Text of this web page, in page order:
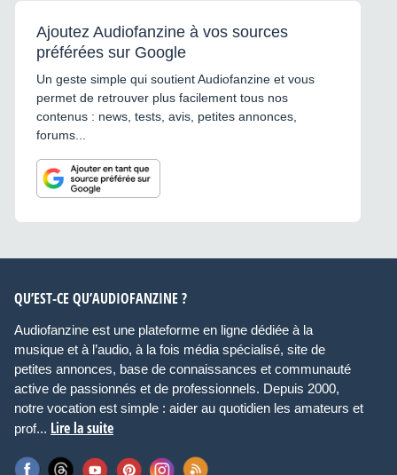
Ajoutez Audiofanzine à vos sources
préférées sur Google
Un geste simple qui soutient Audiofanzine et vous
permet de retrouver plus facilement tous nos
contenus : news, tests, avis, petites annonces,
forums...
QU’EST-CE QU’AUDIOFANZINE ?
Audiofanzine est une plateforme en ligne dédiée à la
musique et à l’audio, à la fois média spécialisé, site de
petites annonces, base de connaissances et communauté
active de passionnés et de professionnels. Depuis 2000,
notre vocation est simple : aider au quotidien les amateurs et
prof... Lire la suite